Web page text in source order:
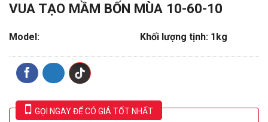
VUA TẠO MẦM BỐN MÙA 10-60-10
Model: Khối lượng tịnh: 1kg
GỌI NGAY ĐỂ CÓ GIÁ TỐT NHẤT